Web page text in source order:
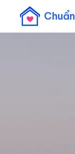
Chuẩn